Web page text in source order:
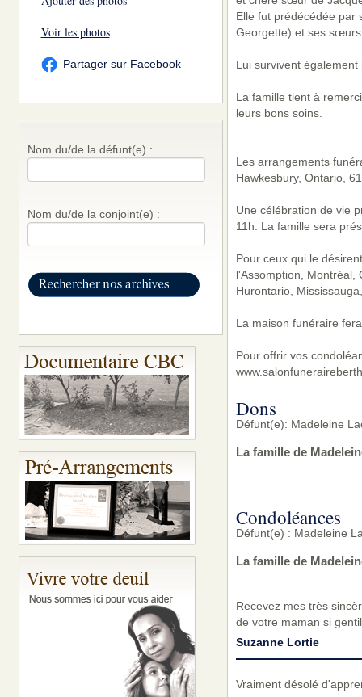
Voir les photos
Partager sur Facebook
Nom du/de la défunt(e) :
Nom du/de la conjoint(e) :
Elle fut prédécédée par
Georgette) et ses
Lui survivent
La famille tient à
leurs bons soins.
Les arrangements
Hawkesbury, Ontario,
Une célébration de vie
11h. La famille sera
Pour ceux qui le
l'Assomption, Montréal,
Hurontario,
La maison funéraire
Pour offrir vos
Dons
Défunt(e): Madeleine
La famille de
Condoléances
Défunt(e) : Madeleine
La famille de
Recevez mes très
de votre maman si
Suzanne Lortie
Vraiment désolé